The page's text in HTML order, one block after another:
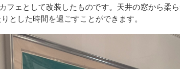
フェとして改装したものです。天井の窓から柔
とした時間を過ごすことができます。